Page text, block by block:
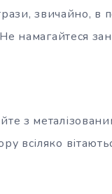
звичайно, в
намагайтеся
з
всіляко